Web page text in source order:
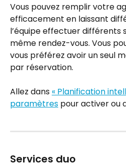
Vous pouvez remplir votre
efficacement en laissant
l’équipe effectuer différents
même rendez-vous. Vous
vous préférez avoir un seul
par réservation.
Allez dans « Planification
paramètres pour activer ou
Services duo